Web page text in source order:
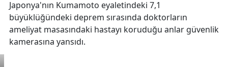
Japonya'nın Kumamoto eyaletindeki 7,1
büyüklüğündeki deprem sırasında doktorların
ameliyat masasındaki hastayı koruduğu anlar güvenlik
kamerasına yansıdı.